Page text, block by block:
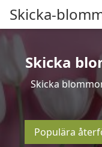
Skicka-
Skicka
Skicka
Populära